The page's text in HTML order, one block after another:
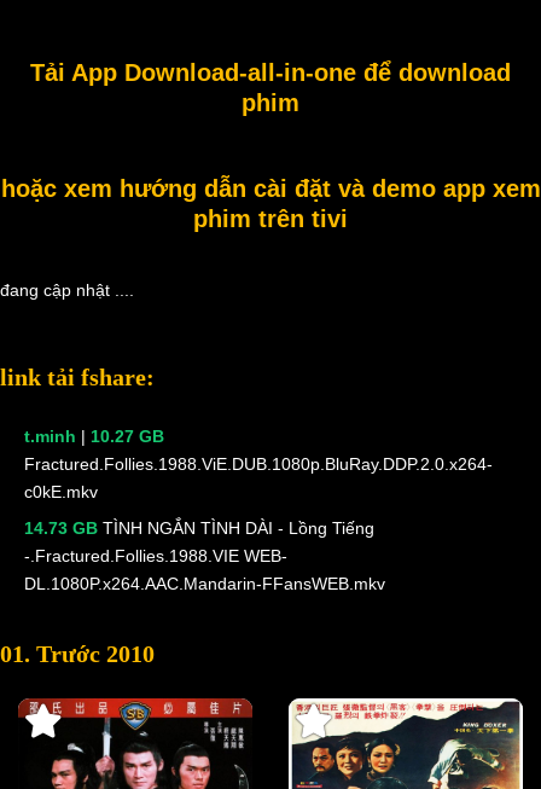
Tải App Download-all-in-one để download
phim
hoặc xem hướng dẫn cài đặt và demo app xem
phim trên tivi
đang cập nhật ....
link tải fshare:
t.minh | 10.27 GB
Fractured.Follies.1988.ViE.DUB.1080p.BluRay.DDP.2.0.x264-
c0kE.mkv
14.73 GBTÌNH NGẮN TÌNH DÀI - Lồng Tiếng
-.Fractured.Follies.1988.VIE WEB-
DL.1080P.x264.AAC.Mandarin-FFansWEB.mkv
01. Trước 2010